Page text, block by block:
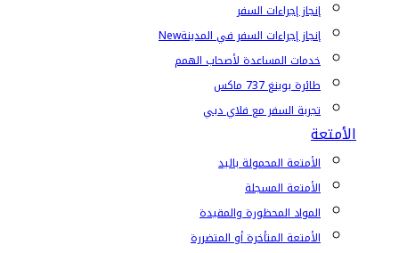
إنجاز إجراءات السفر
إنجاز إجراءات السفر في المدينةNew
خدمات المساعدة لأصحاب الهمم
طائرة بوينغ 737 ماكس
تجربة السفر مع فلاي دبي
الأمتعة
الأمتعة المحمولة باليد
الأمتعة المسجلة
المواد المحظورة والمقيدة
الأمتعة المتأخرة أو المتضررة